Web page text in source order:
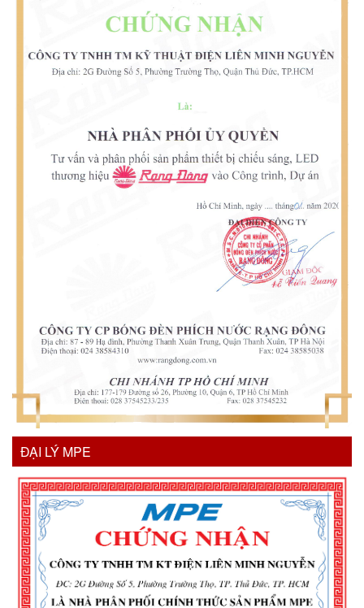
ĐẠI LÝ MPE